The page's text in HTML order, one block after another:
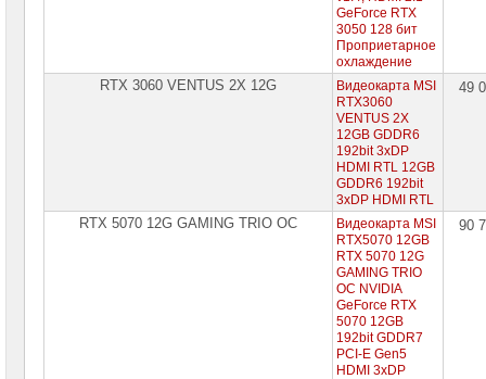
GeForce RTX
3050 128 бит
Проприетарное
охлаждение
RTX 3060 VENTUS 2X 12G
Видеокарта MSI
RTX3060
VENTUS 2X
12GB GDDR6
192bit 3xDP
HDMI RTL 12GB
GDDR6 192bit
3xDP HDMI RTL
49
RTX 5070 12G GAMING TRIO OC
Видеокарта MSI
RTX5070 12GB
RTX 5070 12G
GAMING TRIO
OC NVIDIA
GeForce RTX
5070 12GB
192bit GDDR7
PCI-E Gen5
HDMI 3xDP
90